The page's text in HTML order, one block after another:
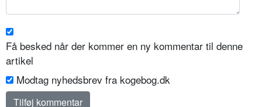
Få besked når der kommer en ny kommentar til denne
artikel
Modtag nyhedsbrev fra kogebog.dk